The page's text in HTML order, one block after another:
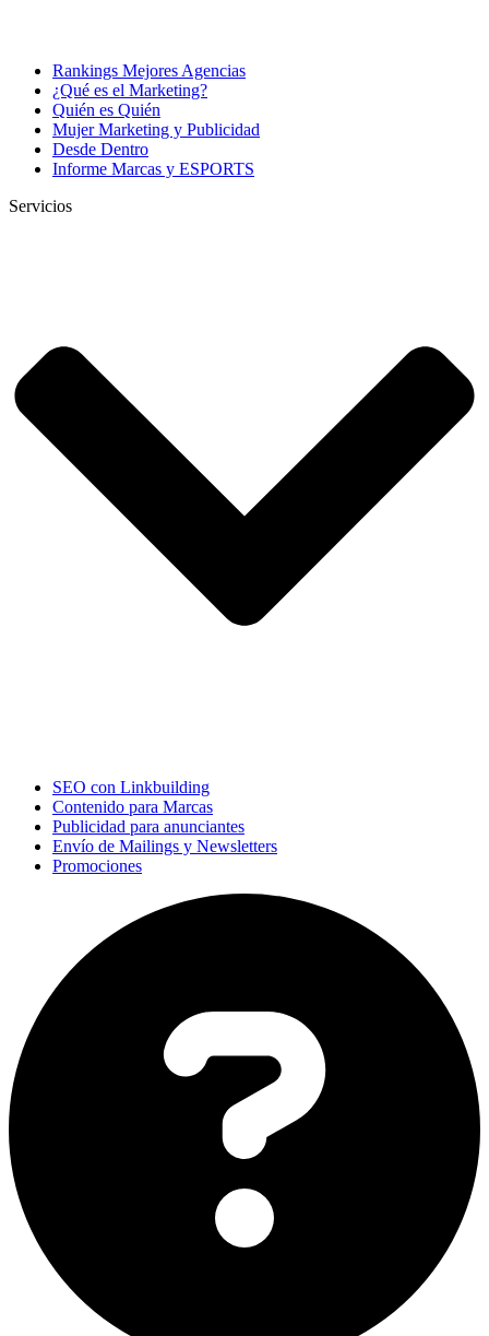
Rankings Mejores Agencias
¿Qué es el Marketing?
Quién es Quién
Mujer Marketing y Publicidad
Desde Dentro
Informe Marcas y ESPORTS
Servicios
SEO con Linkbuilding
Contenido para Marcas
Publicidad para anunciantes
Envío de Mailings y Newsletters
Promociones